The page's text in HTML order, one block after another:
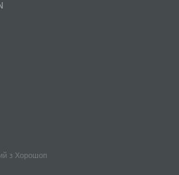
з Хорошоп